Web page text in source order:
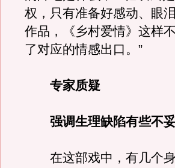
权，只有准备好感动、眼
作品，《乡村爱情》这样
了对应的情感出口。”
专家质疑
强调生理缺陷有些不
在这部戏中，有几个身